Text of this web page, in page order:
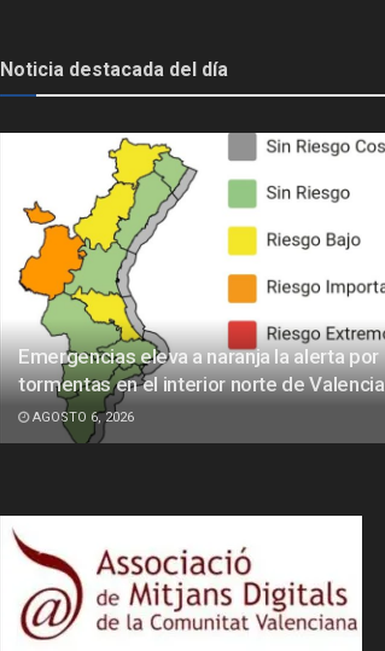
Noticia destacada del día
Emergencias eleva a naranja la alerta por
tormentas en el interior norte de Valencia
AGOSTO 6, 2026